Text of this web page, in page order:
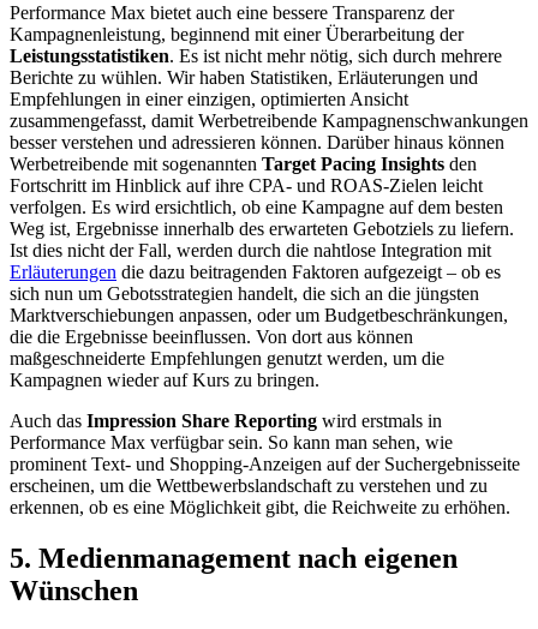
Performance Max bietet auch eine bessere Transparenz der
Kampagnenleistung, beginnend mit einer Überarbeitung der
Leistungsstatistiken. Es ist nicht mehr nötig, sich durch mehrere
Berichte zu wühlen. Wir haben Statistiken, Erläuterungen und
Empfehlungen in einer einzigen, optimierten Ansicht
zusammengefasst, damit Werbetreibende Kampagnenschwankungen
besser verstehen und adressieren können. Darüber hinaus können
Werbetreibende mit sogenannten Target Pacing Insights den
Fortschritt im Hinblick auf ihre CPA- und ROAS-Zielen leicht
verfolgen. Es wird ersichtlich, ob eine Kampagne auf dem besten
Weg ist, Ergebnisse innerhalb des erwarteten Gebotziels zu liefern.
Ist dies nicht der Fall, werden durch die nahtlose Integration mit
Erläuterungen die dazu beitragenden Faktoren aufgezeigt – ob es
sich nun um Gebotsstrategien handelt, die sich an die jüngsten
Marktverschiebungen anpassen, oder um Budgetbeschränkungen,
die die Ergebnisse beeinflussen. Von dort aus können
maßgeschneiderte Empfehlungen genutzt werden, um die
Kampagnen wieder auf Kurs zu bringen.
Auch das Impression Share Reporting wird erstmals in
Performance Max verfügbar sein. So kann man sehen, wie
prominent Text- und Shopping-Anzeigen auf der Suchergebnisseite
erscheinen, um die Wettbewerbslandschaft zu verstehen und zu
erkennen, ob es eine Möglichkeit gibt, die Reichweite zu erhöhen.
5. Medienmanagement nach eigenen
Wünschen